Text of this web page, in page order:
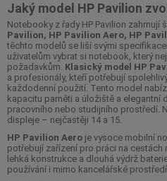
Jaký model HP Pavilion
Notebooky z řady HP Pavilion zahrnují
Pavilion, HP Pavilion Aero, HP
těchto modelů se liší svými
uživatelům vybrat si notebook, který
požadavkům. Klasický model HP
a profesionály, kteří potřebují
každodenní použití. Tento model
kapacitu paměti a úložiště a elegantní
pracovního nebo studijního prostředí.
displeje – nejčastěji 14 a 15.
HP Pavilion Aero je vysoce mobilní
potřebují zařízení pro práci na
lehká konstrukce a dlouhá výdrž
používání i mimo kancelářské